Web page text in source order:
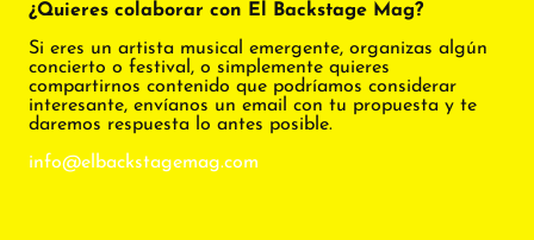
¿Quieres colaborar con El Backstage Mag?
Si eres un artista musical emergente, organizas algún
concierto o festival, o simplemente quieres
compartirnos contenido que podríamos considerar
interesante, envíanos un email con tu propuesta y te
daremos respuesta lo antes posible.
info@elbackstagemag.com